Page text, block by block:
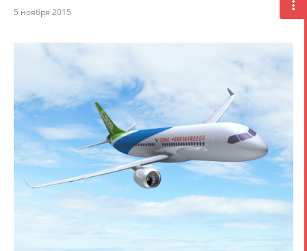
5 ноября 2015